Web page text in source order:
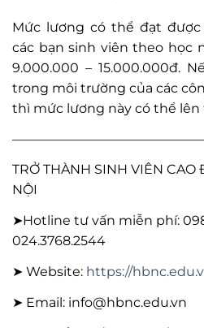
Mức lương có thể đạt
các bạn sinh viên theo học
9.000.000 – 15.000.000đ.
trong môi trường của các
thì mức lương này có thể lên
TRỞ THÀNH SINH VIÊN CAO
NỘI
➤Hotline tư vấn miễn phí:
024.3768.2544
➤ Website: https://
➤ Email: info@hbnc.edu.vn